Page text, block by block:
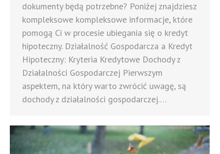
dokumenty będą potrzebne? Poniżej znajdziesz
kompleksowe kompleksowe informacje, które
pomogą Ci w procesie ubiegania się o kredyt
hipoteczny. Działalność Gospodarcza a Kredyt
Hipoteczny: Kryteria Kredytowe Dochody z
Działalności Gospodarczej Pierwszym
aspektem, na który warto zwrócić uwagę, są
dochody z działalności gospodarczej.…